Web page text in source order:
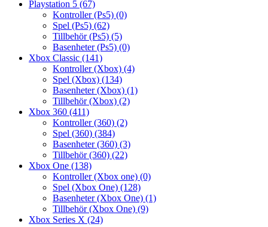
Playstation 5 (67)
Kontroller (Ps5) (0)
Spel (Ps5) (62)
Tillbehör (Ps5) (5)
Basenheter (Ps5) (0)
Xbox Classic (141)
Kontroller (Xbox) (4)
Spel (Xbox) (134)
Basenheter (Xbox) (1)
Tillbehör (Xbox) (2)
Xbox 360 (411)
Kontroller (360) (2)
Spel (360) (384)
Basenheter (360) (3)
Tillbehör (360) (22)
Xbox One (138)
Kontroller (Xbox one) (0)
Spel (Xbox One) (128)
Basenheter (Xbox One) (1)
Tillbehör (Xbox One) (9)
Xbox Series X (24)